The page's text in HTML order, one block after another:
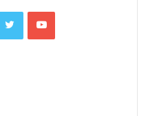
TwitterYouTube